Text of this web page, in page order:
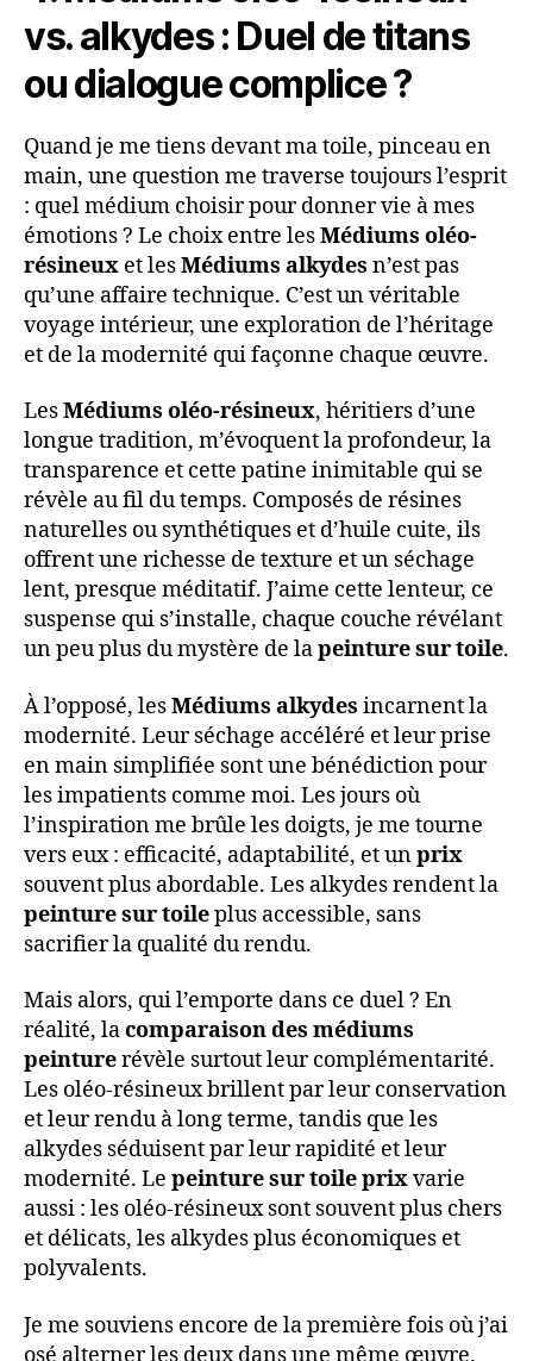
vs. alkydes : Duel de titans
ou dialogue complice ?
Quand je me tiens devant ma toile, pinceau en
main, une question me traverse toujours l’esprit
: quel médium choisir pour donner vie à mes
émotions ? Le choix entre lesMédiums oléo-
résineux et lesMédiums alkydes n’est pas
qu’une affaire technique. C’est un véritable
voyage intérieur, une exploration de l’héritage
et de la modernité qui façonne chaque œuvre.
LesMédiums oléo-résineux, héritiers d’une
longue tradition, m’évoquent la profondeur, la
transparence et cette patine inimitable qui se
révèle au fil du temps. Composés de résines
naturelles ou synthétiques et d’huile cuite, ils
offrent une richesse de texture et un séchage
lent, presque méditatif. J’aime cette lenteur, ce
suspense qui s’installe, chaque couche révélant
un peu plus du mystère de lapeinture sur toile.
À l’opposé, lesMédiums alkydes incarnent la
modernité. Leur séchage accéléré et leur prise
en main simplifiée sont une bénédiction pour
les impatients comme moi. Les jours où
l’inspiration me brûle les doigts, je me tourne
vers eux : efficacité, adaptabilité, et unprix
souvent plus abordable. Les alkydes rendent la
peinture sur toileplus accessible, sans
sacrifier la qualité du rendu.
Mais alors, qui l’emporte dans ce duel ? En
réalité, lacomparaison des médiums
peinturerévèle surtout leur complémentarité.
Les oléo-résineux brillent par leur conservation
et leur rendu à long terme, tandis que les
alkydes séduisent par leur rapidité et leur
modernité. Le peinture sur toile prixvarie
aussi : les oléo-résineux sont souvent plus chers
et délicats, les alkydes plus économiques et
polyvalents.
Je me souviens encore de la première fois où j’ai